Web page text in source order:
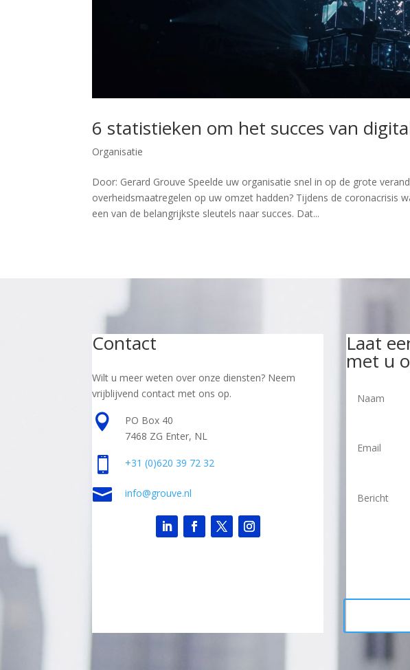
6 statistieken om het succes van
Organisatie
Door: Gerard Grouve Speelde uw organisatie snel in op de grote
overheidsmaatregelen op uw omzet hadden? Tijdens de coronacrisis
een van de belangrijkste sleutels naar succes. Dat...
Contact
Wilt u meer weten over onze diensten? Neem
vrijblijvend contact met ons op.

PO Box 40
7468 ZG Enter, NL
 +31 (0)620 39 72 32
 info@grouve.nl
Laat
met u